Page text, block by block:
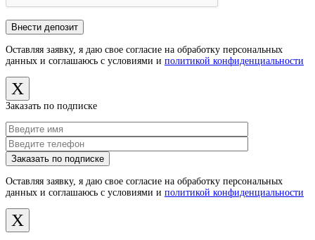
Оставляя заявку, я даю свое согласие на обработку персональных
данных и соглашаюсь с условиями и политикой конфиденциальности
X
Заказать по подписке
Оставляя заявку, я даю свое согласие на обработку персональных
данных и соглашаюсь с условиями и политикой конфиденциальности
X